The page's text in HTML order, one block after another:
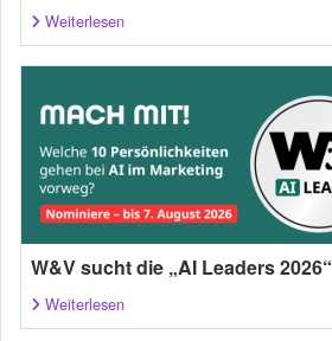
Weiterlesen
W&V sucht die „AI Leaders 2026“
Weiterlesen